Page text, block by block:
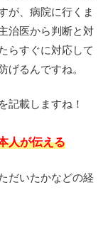
が、病院に行くま
治医から判断と対
らすぐに対応して
げるんですね。
記載しますね！
人が伝える
だいたかなどの経